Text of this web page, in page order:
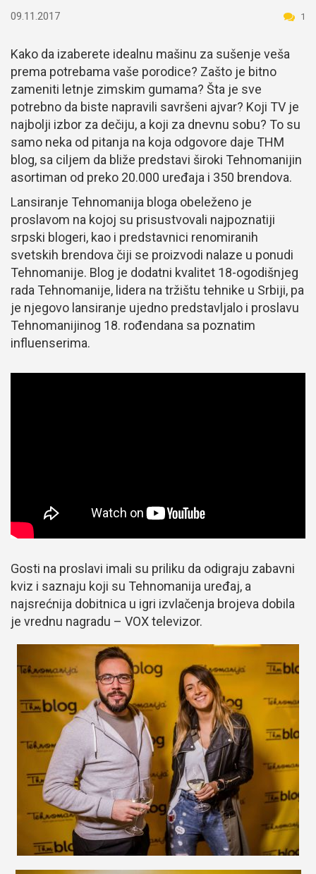
09.11.2017 1
Kako da izaberete idealnu mašinu za sušenje veša
prema potrebama vaše porodice? Zašto je bitno
zameniti letnje zimskim gumama? Šta je sve
potrebno da biste napravili savršeni ajvar? Koji TV je
najbolji izbor za dečiju, a koji za dnevnu sobu? To su
samo neka od pitanja na koja odgovore daje THM
blog, sa ciljem da bliže predstavi široki Tehnomanijin
asortiman od preko 20.000 uređaja i 350 brendova.
Lansiranje Tehnomanija bloga obeleženo je
proslavom na kojoj su prisustvovali najpoznatiji
srpski blogeri, kao i predstavnici renomiranih
svetskih brendova čiji se proizvodi nalaze u ponudi
Tehnomanije. Blog je dodatni kvalitet 18-ogodišnjeg
rada Tehnomanije, lidera na tržištu tehnike u Srbiji, pa
je njegovo lansiranje ujedno predstavljalo i proslavu
Tehnomanijinog 18. rođendana sa poznatim
influenserima.
Gosti na proslavi imali su priliku da odigraju zabavni
kviz i saznaju koji su Tehnomanija uređaj, a
najsrećnija dobitnica u igri izvlačenja brojeva dobila
je vrednu nagradu – VOX televizor.